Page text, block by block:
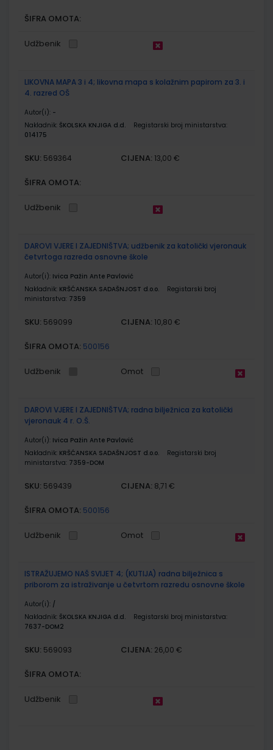
ŠIFRA OMOTA:
Udžbenik
LIKOVNA MAPA 3 i 4; likovna mapa s kolažnim papirom za 3. i
4. razred OŠ
Autor(i): -
Nakladnik: ŠKOLSKA KNJIGA d.d.
Registarski broj ministarstva:
014175
SKU: 569364 CIJENA: 13,00 €
ŠIFRA OMOTA:
Udžbenik
DAROVI VJERE I ZAJEDNIŠTVA; udžbenik za katolički vjeronauk
četvrtoga razreda osnovne škole
Autor(i): Ivica Pažin Ante Pavlović
Nakladnik: KRŠĆANSKA SADAŠNJOST d.o.o.
Registarski broj
ministarstva: 7359
SKU: 569099 CIJENA: 10,80 €
ŠIFRA OMOTA: 500156
Udžbenik Omot
DAROVI VJERE I ZAJEDNIŠTVA; radna bilježnica za katolički
vjeronauk 4 r. O.Š.
Autor(i): Ivica Pažin Ante Pavlović
Nakladnik: KRŠĆANSKA SADAŠNJOST d.o.o.
Registarski broj
ministarstva: 7359-DOM
SKU: 569439 CIJENA: 8,71 €
ŠIFRA OMOTA: 500156
Udžbenik Omot
ISTRAŽUJEMO NAŠ SVIJET 4; (KUTIJA) radna bilježnica s
priborom za istraživanje u četvrtom razredu osnovne škole
Autor(i): /
Nakladnik: ŠKOLSKA KNJIGA d.d.
Registarski broj ministarstva:
7637-DOM2
SKU: 569093 CIJENA: 26,00 €
ŠIFRA OMOTA:
Udžbenik